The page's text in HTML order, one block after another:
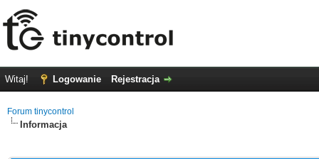
Witaj! Logowanie Rejestracja
Forum tinycontrol
Informacja